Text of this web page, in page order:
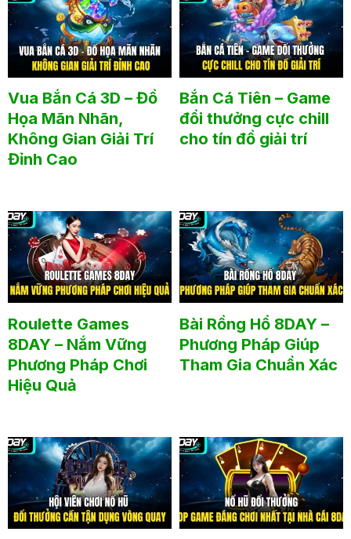
Vua Bắn Cá 3D – Đồ
Họa Mãn Nhãn,
Không Gian Giải Trí
Đỉnh Cao
Bắn Cá Tiên – Game
đổi thưởng cực chill
cho tín đồ giải trí
Roulette Games
8DAY – Nắm Vững
Phương Pháp Chơi
Hiệu Quả
Bài Rồng Hổ 8DAY –
Phương Pháp Giúp
Tham Gia Chuẩn Xác